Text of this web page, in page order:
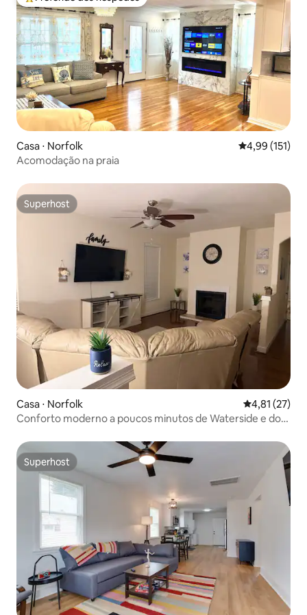
Entre os melhores preferidos dos hóspedes
Casa ⋅ Norfolk 4,99 de uma
4,99 (151)
Acomodação na praia
Superhost
Superhost
Casa ⋅ Norfolk 4,81 de uma
4,81 (27)
Conforto moderno a poucos minutos de Waterside e do
Superhost
Superhost